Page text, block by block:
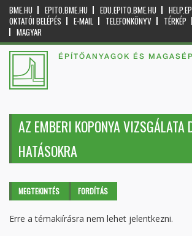
BME.HU EPITO.BME.HU EDU.EPITO.BME.HU
OKTATÓI BELÉPÉS
E-MAIL TELEFONKÖNYV TÉRKÉP
MAGYAR
ÉPÍTŐANYAGOK ÉS
AZ EMBERI KOPONYA VIZSGÁLATA
HATÁSOKRA
Elsődleges fülek
MEGTEKINTÉS (AKTÍVFORDÍTÁS
Erre a témakiírásra nem lehet jelentkezni.